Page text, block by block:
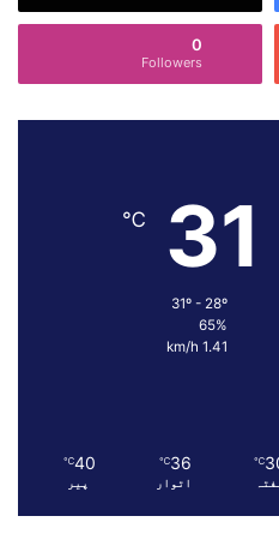
مطابق مقبوضہ ریاست میں
0
Followers
31
℃
65%
1.41 km/h
℃
36
℃
اتوار
40
℃
پیر